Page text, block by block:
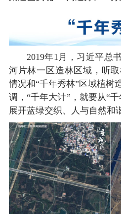
2019年1月，习近平总
河片林一区造林区域，听
情况和“千年秀林”区域植树
调，“千年大计”，就要从“
展开蓝绿交织、人与自然和